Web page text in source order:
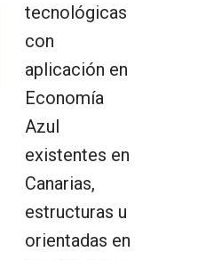
tecnológicas
con
aplicación en
Economía
Azul
existentes en
Canarias,
estructuras u
orientadas en